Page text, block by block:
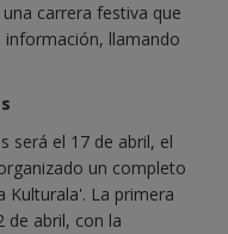
carrera festiva que
información, llamando
será el 17 de abril, el
un completo
Kulturala'. La primera
de abril, con la